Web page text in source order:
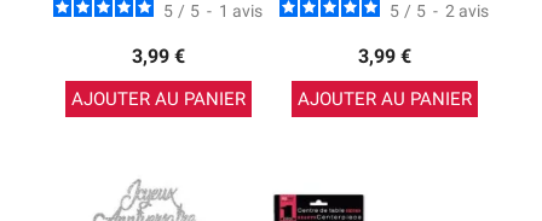
5 / 5 - 1 avis
3,99 €
AJOUTER AU PANIER
5 / 5 - 2 avis
3,99 €
AJOUTER AU PANIER